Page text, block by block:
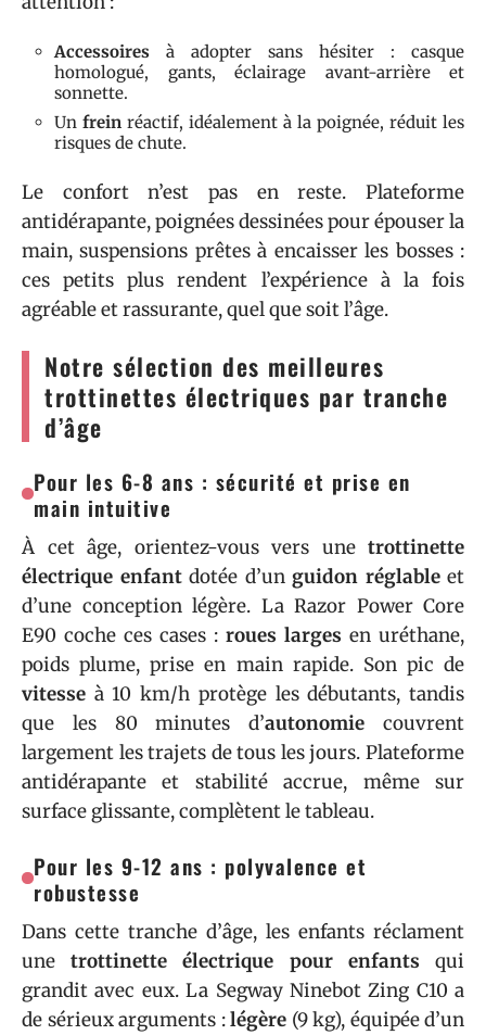
Accessoires à adopter sans hésiter : casque
homologué, gants, éclairage avant-arrière et
sonnette.
Un frein réactif, idéalement à la poignée, réduit les
risques de chute.
Le confort n’est pas en reste. Plateforme
antidérapante, poignées dessinées pour épouser la
main, suspensions prêtes à encaisser les bosses :
ces petits plus rendent l’expérience à la fois
agréable et rassurante, quel que soit l’âge.
Notre sélection des meilleures
trottinettes électriques par tranche
d’âge
Pour les 6-8 ans : sécurité et prise en
main intuitive
À cet âge, orientez-vous vers une trottinette
électrique enfantdotée d’un guidon réglableet
d’une conception légère. La Razor Power Core
E90 coche ces cases : roues larges en uréthane,
poids plume, prise en main rapide. Son pic de
vitesse à 10 km/h protège les débutants, tandis
que les 80 minutes d’autonomie couvrent
largement les trajets de tous les jours. Plateforme
antidérapante et stabilité accrue, même sur
surface glissante, complètent le tableau.
Pour les 9-12 ans : polyvalence et
robustesse
Dans cette tranche d’âge, les enfants réclament
unetrottinette électrique pour enfants qui
grandit avec eux. La Segway Ninebot Zing C10 a
de sérieux arguments :légère (9 kg), équipée d’un